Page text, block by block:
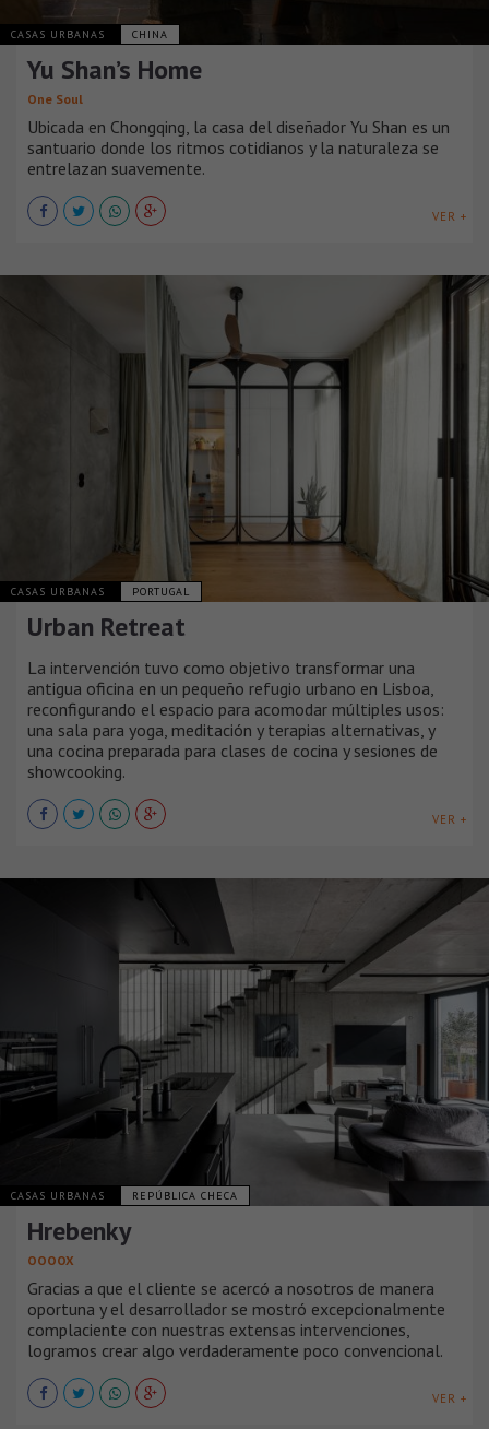
CASAS URBANAS CHINA
Yu Shan’s Home
One Soul
Ubicada en Chongqing, la casa del diseñador Yu Shan es un
santuario donde los ritmos cotidianos y la naturaleza se
entrelazan suavemente.
VER +
CASAS URBANAS PORTUGAL
Urban Retreat
La intervención tuvo como objetivo transformar una
antigua oficina en un pequeño refugio urbano en Lisboa,
reconfigurando el espacio para acomodar múltiples usos:
una sala para yoga, meditación y terapias alternativas, y
una cocina preparada para clases de cocina y sesiones de
showcooking.
VER +
CASAS URBANAS REPÚBLICA CHECA
Hrebenky
OOOOX
Gracias a que el cliente se acercó a nosotros de manera
oportuna y el desarrollador se mostró excepcionalmente
complaciente con nuestras extensas intervenciones,
logramos crear algo verdaderamente poco convencional.
VER +